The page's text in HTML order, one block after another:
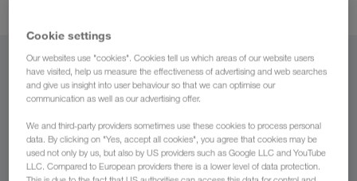
Polska
Cookie settings
Our websites use "cookies". Cookies tell us which areas of our website users
have visited, help us measure the effectiveness of advertising and web searches
and give us insight into user behaviour so that we can optimise our
communication as well as our advertising offer.
We and third-party providers sometimes use these cookies to process personal
data. By clicking on "Yes, accept all cookies", you agree that cookies may be
used not only by us, but also by US providers such as Google LLC and YouTube
LLC. Compared to European providers there is a lower level of data protection.